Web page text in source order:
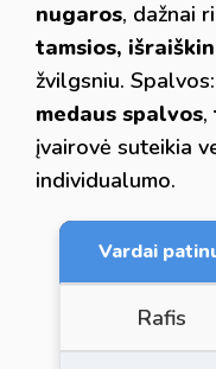
nugaros, dažnai
tamsios,
žvilgsniu. Spalvos:
medaus spalvos,
įvairovė suteikia
individualumo.
Vardai
Rafis